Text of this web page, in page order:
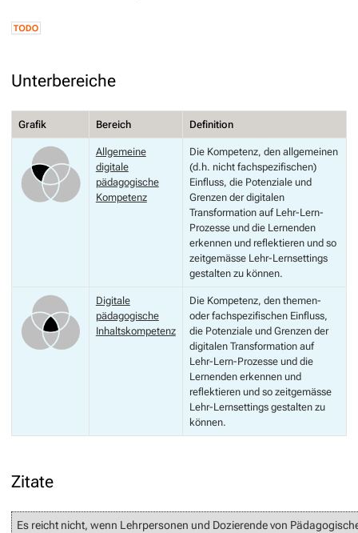
Unterbereiche
Grafik Bereich Definition
Allgemeine
digitale
pädagogische
Kompetenz
Die Kompetenz, den allgemeinen
(d.h. nicht fachspezifischen)
Einfluss, die Potenziale und
Grenzen der digitalen
Transformation auf Lehr-Lern-
Prozesse und die Lernenden
erkennen und reflektieren und so
zeitgemässe Lehr-Lernsettings
gestalten zu können.
Digitale
pädagogische
Inhaltskompetenz
Die Kompetenz, den themen-
oder fachspezifischen Einfluss,
die Potenziale und Grenzen der
digitalen Transformation auf
Lehr-Lern-Prozesse und die
Lernenden erkennen und
reflektieren und so zeitgemässe
Lehr-Lernsettings gestalten zu
können.
Zitate
Es reicht nicht, wenn Lehrpersonen und Dozierende von